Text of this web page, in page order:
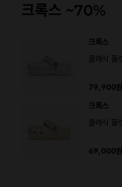
크록스 ~70%
크록스
클래식 플
79,900원
크록스
클래식 플
69,000원